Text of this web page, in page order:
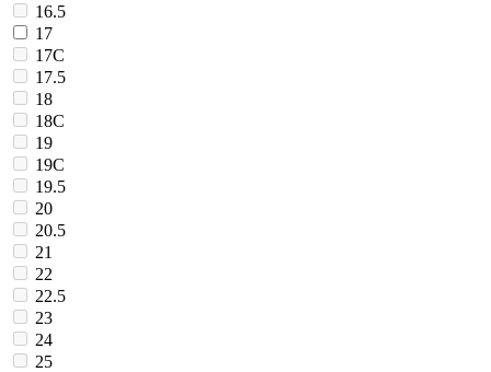
16.5
17
17C
17.5
18
18C
19
19C
19.5
20
20.5
21
22
22.5
23
24
25